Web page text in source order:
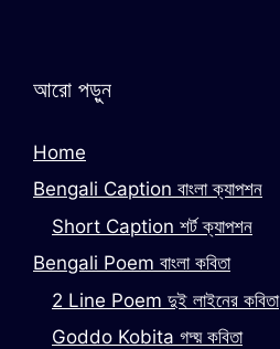
আরো পড়ুন
Home
Bengali Caption বাংলা ক্যাপশন
Short Caption শর্ট ক্যাপশন
Bengali Poem বাংলা কবিতা
2 Line Poem দুই লাইনের কবিতা
Goddo Kobita গদ্য় কবিতা